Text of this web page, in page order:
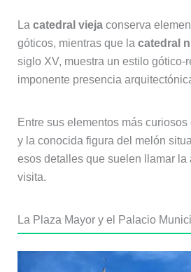
La catedral viejaconserva
góticos, mientras que la catedral
siglo XV, muestra un estilo gótico-
imponente presencia
Entre sus elementos más curiosos
y la conocida figura del melón
esos detalles que suelen llamar la
visita.
La Plaza Mayor y el Palacio